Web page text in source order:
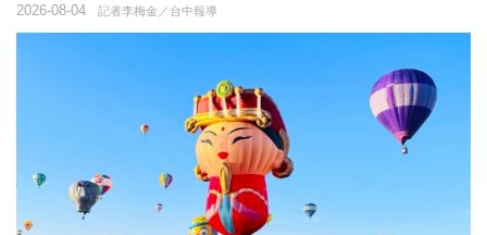
記者李梅金／台中報導
2026-08-04